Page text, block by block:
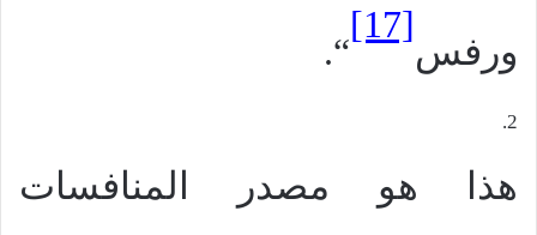
ورفس
[17]
“.
2.
هذا هو مصدر المنافسات